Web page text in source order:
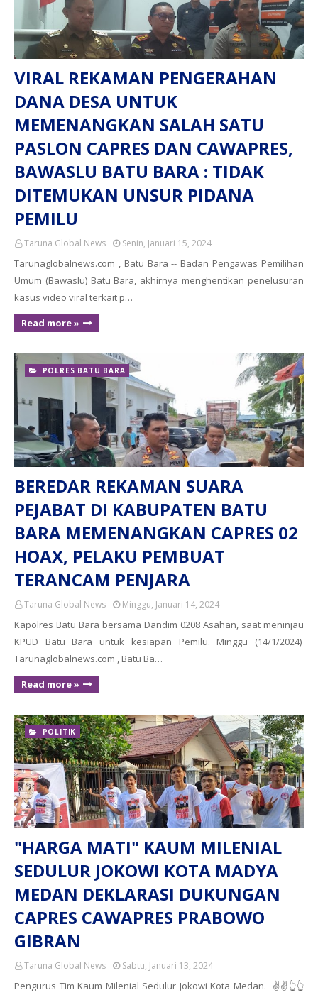
VIRAL REKAMAN PENGERAHAN
DANA DESA UNTUK
MEMENANGKAN SALAH SATU
PASLON CAPRES DAN CAWAPRES,
BAWASLU BATU BARA : TIDAK
DITEMUKAN UNSUR PIDANA
PEMILU
Taruna Global News Senin, Januari 15, 2024
Tarunaglobalnews.com , Batu Bara -- Badan Pengawas Pemilihan
Umum (Bawaslu) Batu Bara, akhirnya menghentikan penelusuran
kasus video viral terkait p…
Read more »
POLRES BATU BARA
BEREDAR REKAMAN SUARA
PEJABAT DI KABUPATEN BATU
BARA MEMENANGKAN CAPRES 02
HOAX, PELAKU PEMBUAT
TERANCAM PENJARA
Taruna Global News Minggu, Januari 14, 2024
Kapolres Batu Bara bersama Dandim 0208 Asahan, saat meninjau
KPUD Batu Bara untuk kesiapan Pemilu. Minggu (14/1/2024)
Tarunaglobalnews.com , Batu Ba…
Read more »
POLITIK
"HARGA MATI" KAUM MILENIAL
SEDULUR JOKOWI KOTA MADYA
MEDAN DEKLARASI DUKUNGAN
CAPRES CAWAPRES PRABOWO
GIBRAN
Taruna Global News Sabtu, Januari 13, 2024
Pengurus Tim Kaum Milenial Sedulur Jokowi Kota Medan. ✌✌👆👆